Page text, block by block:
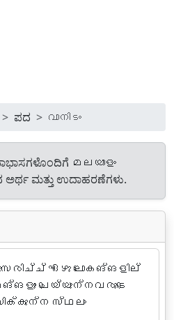
ಪದ വാനിടം
മലയാളം
ಮತ್ತು ಉದಾಹರಣೆಗಳು.
ഏഴു ലോകങ്ങളില്‍
ചെയ്യുന്നവരുടെ
സ്ഥലം